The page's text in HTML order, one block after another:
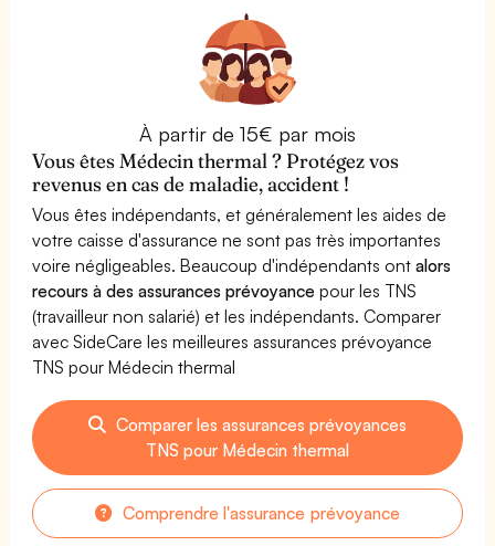
À partir de 15€ par mois
Vous êtes Médecin thermal ? Protégez vos
revenus en cas de maladie, accident !
Vous êtes indépendants, et généralement les aides de
votre caisse d'assurance ne sont pas très importantes
voire négligeables. Beaucoup d'indépendants ontalors
recours à des assurances prévoyance pour les TNS
(travailleur non salarié) et les indépendants. Comparer
avec SideCare les meilleures assurances prévoyance
TNS pour Médecin thermal
Comparer les assurances prévoyances
TNS pour Médecin thermal
Comprendre l'assurance prévoyance